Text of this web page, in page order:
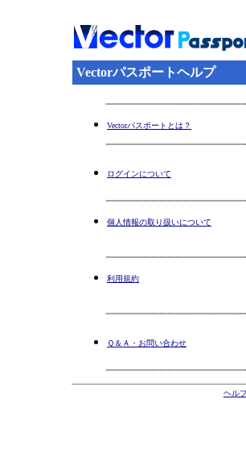
Vectorパスポートヘルプ
Vectorパスポートとは？
ログインについて
個人情報の取り扱いについて
利用規約
Ｑ＆Ａ・お問い合わせ
ヘル